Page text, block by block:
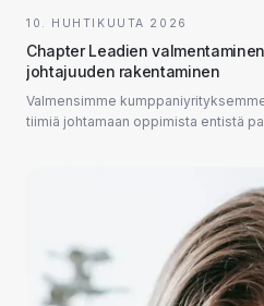
10. HUHTIKUUTA 2026
Chapter Leadien
johtajuuden rakentaminen
Valmensimme
tiimiä johtamaan oppimista entistä